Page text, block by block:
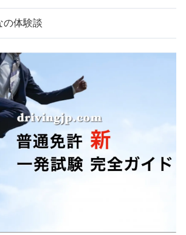
の体験談